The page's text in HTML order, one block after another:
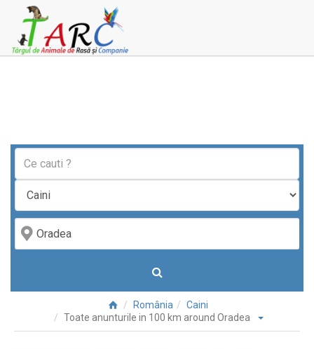
România
Caini
Toate anunturile in 100 km around Oradea